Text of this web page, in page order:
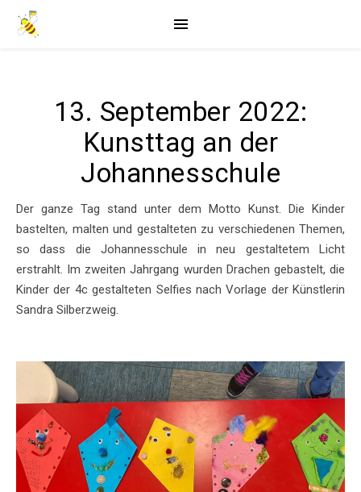
13. September 2022:
Kunsttag an der
Johannesschule
Der ganze Tag stand unter dem Motto Kunst. Die Kinder
bastelten, malten und gestalteten zu verschiedenen Themen,
so dass die Johannesschule in neu gestaltetem Licht
erstrahlt. Im zweiten Jahrgang wurden Drachen gebastelt, die
Kinder der 4c gestalteten Selfies nach Vorlage der Künstlerin
Sandra Silberzweig.